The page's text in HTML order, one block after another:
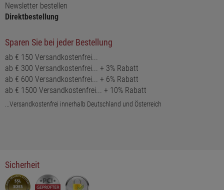
Newsletter bestellen
Direktbestellung
Sparen Sie bei jeder Bestellung
ab € 150 Versandkostenfrei...
ab € 300 Versandkostenfrei... + 3% Rabatt
ab € 600 Versandkostenfrei... + 6% Rabatt
ab € 1500 Versandkostenfrei... + 10% Rabatt
...Versandkostenfrei innerhalb Deutschland und Österreich
Sicherheit